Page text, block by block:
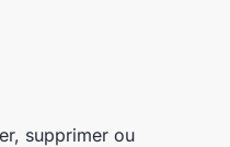
supprimer ou